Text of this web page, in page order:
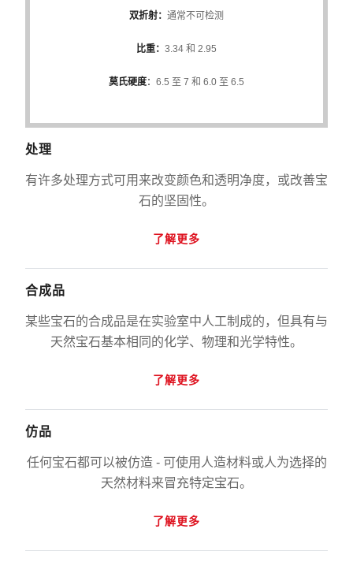
双折射： 通常不可检测
比重： 3.34 和 2.95
莫氏硬度： 6.5 至 7 和 6.0 至 6.5
处理
有许多处理方式可用来改变颜色和透明净度，或改善宝
石的坚固性。
了解更多
合成品
某些宝石的合成品是在实验室中人工制成的，但具有与
天然宝石基本相同的化学、物理和光学特性。
了解更多
仿品
任何宝石都可以被仿造 - 可使用人造材料或人为选择的
天然材料来冒充特定宝石。
了解更多